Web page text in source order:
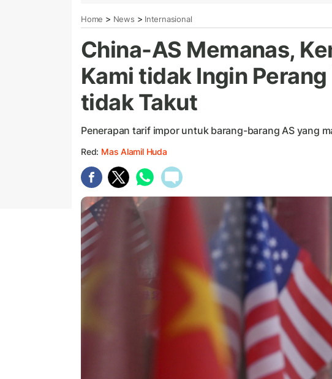
Home > News > Internasional
China-AS Memanas,
Kami tidak Ingin
tidak Takut
Penerapan tarif impor untuk barang-barang AS yang
Red: Mas Alamil Huda